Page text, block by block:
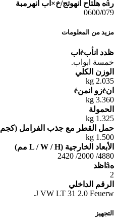
رâه هلتاح انهوتج/خ×اب انهرمبة
0600/079
مزيد من المعلومات
ظدد انأبèاب
خمسة ابواب.
الوزن الكلي
2.035 kg
انèزو انمنé
3.360 kg
الحمولة
1.325 kg
حمل القطر مع جذب الفرامل
1.500 kg
الأبعاد الخارجية (L / W / H مم)
4880/ 2000/ 2420
هâاظد
2
الرقم الداخلي
J VW LT 31 2.0 Feuerw.
التجهيز